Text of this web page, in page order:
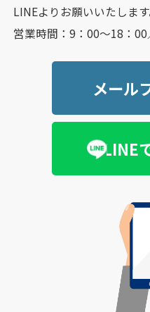
LINEよりお願いいたします
営業時間：9：00～18：
メール
LINE